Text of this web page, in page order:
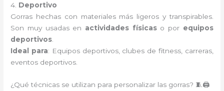
4. Deportivo
Gorras hechas con materiales más ligeros y transpirables.
Son muy usadas en actividades físicaso por equipos
deportivos
Ideal para: Equipos deportivos, clubes de fitness, carreras,
eventos deportivos.
¿Qué técnicas se utilizan para personalizar las gorras? 🧵🖨️